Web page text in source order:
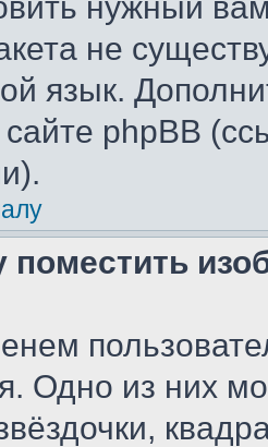
не
язык.
phpBB
поместить
Одно из них